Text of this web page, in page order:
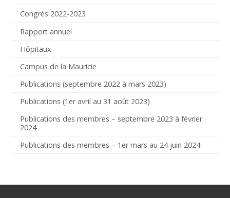
Congrès 2022-2023
Rapport annuel
Hôpitaux
Campus de la Mauricie
Publications (septembre 2022 à mars 2023)
Publications (1er avril au 31 août 2023)
Publications des membres – septembre 2023 à février
2024
Publications des membres – 1er mars au 24 juin 2024